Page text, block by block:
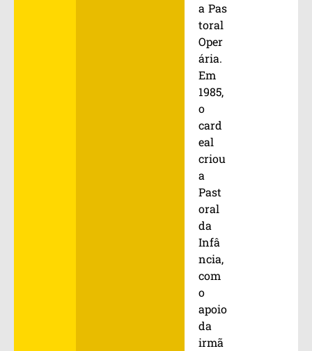
a Pas
toral
Oper
ária.
Em
1985,
o
card
eal
criou
a
Past
oral
da
Infâ
ncia,
com
o
apoio
da
irmã